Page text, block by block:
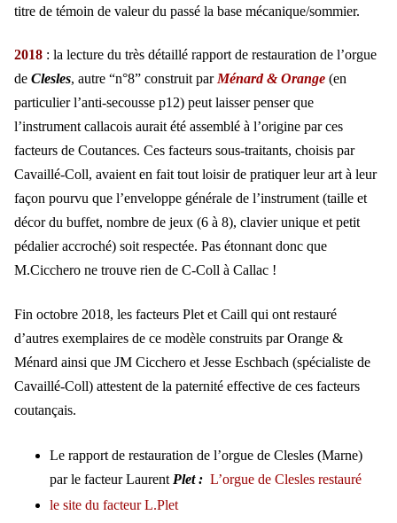
titre de témoin de valeur du passé la base mécanique/sommier.
2018 : la lecture du très détaillé rapport de restauration de l’orgue
de Clesles, autre “n°8” construit par Ménard & Orange (en
particulier l’anti-secousse p12) peut laisser penser que
l’instrument callacois aurait été assemblé à l’origine par ces
facteurs de Coutances. Ces facteurs sous-traitants, choisis par
Cavaillé-Coll, avaient en fait tout loisir de pratiquer leur art à leur
façon pourvu que l’enveloppe générale de l’instrument (taille et
décor du buffet, nombre de jeux (6 à 8), clavier unique et petit
pédalier accroché) soit respectée. Pas étonnant donc que
M.Cicchero ne trouve rien de C-Coll à Callac !
Fin octobre 2018, les facteurs Plet et Caill qui ont restauré
d’autres exemplaires de ce modèle construits par Orange &
Ménard ainsi que JM Cicchero et Jesse Eschbach (spécialiste de
Cavaillé-Coll) attestent de la paternité effective de ces facteurs
coutançais.
Le rapport de restauration de l’orgue de Clesles (Marne)
par le facteur Laurent Plet : L’orgue de Clesles restauré
le site du facteur L.Plet